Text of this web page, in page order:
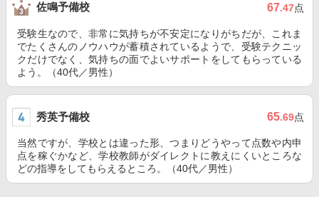
佐鳴予備校 67.47点
受験生なので、非常に気持ちが不安定になりがちだが、これま
でたくさんのノウハウが蓄積されているようで、受験テクニッ
クだけでなく、気持ちの面でよいサポートをしてもらっている
よう。（40代／男性）
秀英予備校 65.69点
当然ですが、学校とは違った形、つまりどうやって点数や内申
点を稼ぐかなど、学校教師がダイレクトに教えにくいところな
どの指導をしてもらえるところ。（40代／男性）